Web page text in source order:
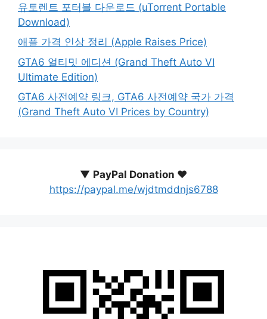
유토렌트 포터블 다운로드 (uTorrent Portable
Download)
애플 가격 인상 정리 (Apple Raises Price)
GTA6 얼티밋 에디션 (Grand Theft Auto VI
Ultimate Edition)
GTA6 사전예약 링크, GTA6 사전예약 국가 가격
(Grand Theft Auto VI Prices by Country)
▼ PayPal Donation ♥️
https://paypal.me/wjdtmddnjs6788